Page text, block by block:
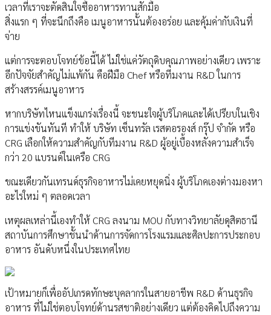
เวลาที่เราจะตัดสินใจซื้ออาหารทานสักมื้อ
สิ่งแรก ๆ ที่จะนึกถึงคือ เมนูอาหารนั้นต้องอร่อย และคุ้มค่ากับเงินที่
จ่าย
แต่การจะตอบโจทย์ข้อนี้ได้ ไม่ใช่แค่วัตถุดิบคุณภาพอย่างเดียว เพราะ
อีกปัจจัยสำคัญไม่แพ้กัน คือฝีมือ Chef หรือทีมงาน R&D ในการ
สร้างสรรค์เมนูอาหาร
หากบริษัทไหนแข็งแกร่งเรื่องนี้ จะชนะใจผู้บริโภคและได้เปรียบในเชิง
การแข่งขันทันที ทำให้ บริษัท เซ็นทรัล เรสตอรองส์ กรุ๊ป จำกัด หรือ
CRG เลือกให้ความสำคัญกับทีมงาน R&D ผู้อยู่เบื้องหลังความสำเร็จ
กว่า 20 แบรนด์ในเครือ CRG
ขณะเดียวกันเทรนด์ธุรกิจอาหารไม่เคยหยุดนิ่ง ผู้บริโภคเองต่างมองหา
อะไรใหม่ ๆ ตลอดเวลา
เหตุผลเหล่านี้เองทำให้ CRG ลงนาม MOU กับทางวิทยาลัยดุสิตธานี
สถาบันการศึกษาชั้นนำด้านการจัดการโรงแรมและศิลปะการประกอบ
อาหาร อันดับหนึ่งในประเทศไทย
เป้าหมายก็เพื่ออัปเกรดทักษะบุคลากรในสายอาชีพ R&D ด้านธุรกิจ
อาหาร ที่ไม่ใช่ตอบโจทย์ด้านรสชาติอย่างเดียว แต่ต้องคิดไปถึงความ